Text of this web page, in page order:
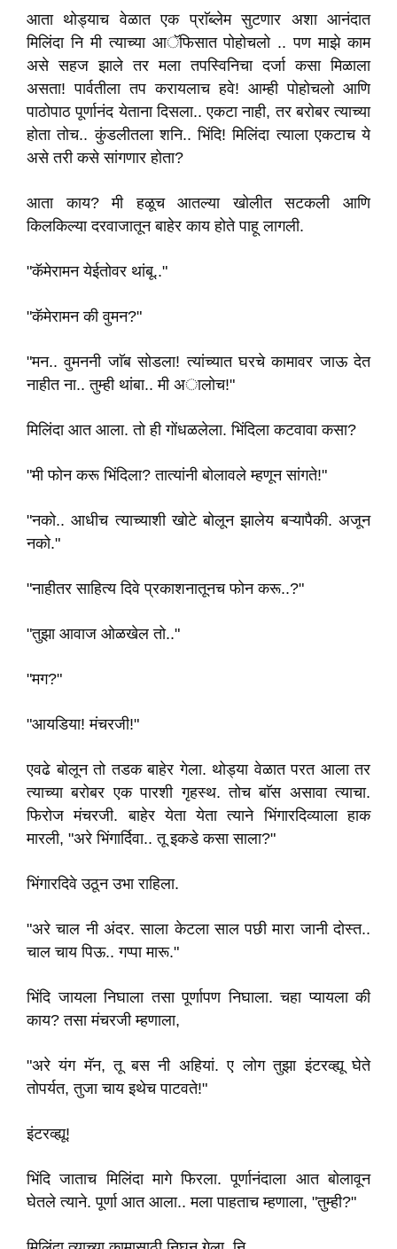
आता थोड्याच वेळात एक प्राॅब्लेम सुटणार अशा आनंदात
मिलिंदा नि मी त्याच्या आॅफिसात पोहोचलो .. पण माझे काम
असे सहज झाले तर मला तपस्विनिचा दर्जा कसा मिळाला
असता! पार्वतीला तप करायलाच हवे! आम्ही पोहोचलो आणि
पाठोपाठ पूर्णानंद येताना दिसला.. एकटा नाही, तर बरोबर त्याच्या
होता तोच.. कुंडलीतला शनि.. भिंदि! मिलिंदा त्याला एकटाच ये
असे तरी कसे सांगणार होता?
आता काय? मी हळूच आतल्या खोलीत सटकली आणि
किलकिल्या दरवाजातून बाहेर काय होते पाहू लागली.
"कॅमेरामन येईतोवर थांबू.."
"कॅमेरामन की वुमन?"
"मन.. वुमननी जाॅब सोडला! त्यांच्यात घरचे कामावर जाऊ देत
नाहीत ना.. तुम्ही थांबा.. मी अालोच!"
मिलिंदा आत आला. तो ही गोंधळलेला. भिंदिला कटवावा कसा?
"मी फोन करू भिंदिला? तात्यांनी बोलावले म्हणून सांगते!"
"नको.. आधीच त्याच्याशी खोटे बोलून झालेय बऱ्यापैकी. अजून
नको."
"नाहीतर साहित्य दिवे प्रकाशनातूनच फोन करू..?"
"तुझा आवाज ओळखेल तो.."
"मग?"
"आयडिया! मंचरजी!"
एवढे बोलून तो तडक बाहेर गेला. थोड्या वेळात परत आला तर
त्याच्या बरोबर एक पारशी गृहस्थ. तोच बाॅस असावा त्याचा.
फिरोज मंचरजी. बाहेर येता येता त्याने भिंगारदिव्याला हाक
मारली, "अरे भिंगार्दिवा.. तू इकडे कसा साला?"
भिंगारदिवे उठून उभा राहिला.
"अरे चाल नी अंदर. साला केटला साल पछी मारा जानी दोस्त..
चाल चाय पिऊ.. गप्पा मारू."
भिंदि जायला निघाला तसा पूर्णापण निघाला. चहा प्यायला की
काय? तसा मंचरजी म्हणाला,
"अरे यंग मॅन, तू बस नी अहियां. ए लोग तुझा इंटरव्ह्यू घेते
तोपर्यत, तुजा चाय इथेच पाटवते!"
इंटरव्ह्यू!
भिंदि जाताच मिलिंदा मागे फिरला. पूर्णानंदाला आत बोलावून
घेतले त्याने. पूर्णा आत आला.. मला पाहताच म्हणाला, "तुम्ही?"